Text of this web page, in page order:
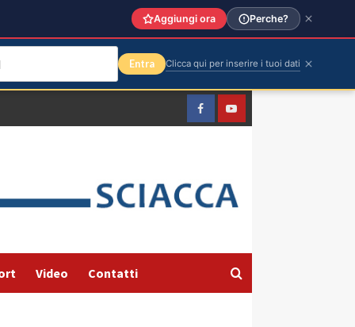
FacebookYountube
Video Contatti
Aggiungi ora Perche?
Entra Clicca qui per inserire i tuoi dati